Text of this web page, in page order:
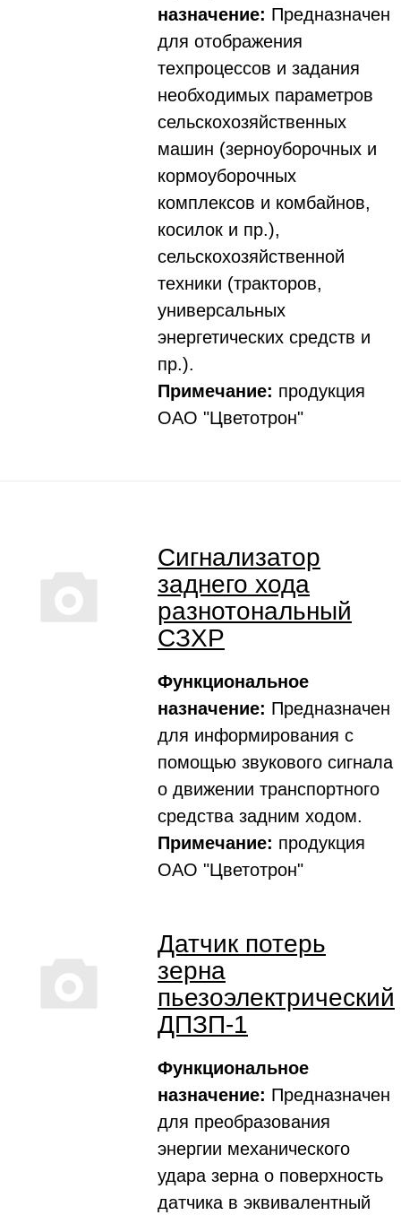
назначение: Предназначен
для отображения
техпроцессов и задания
необходимых параметров
сельскохозяйственных
машин (зерноуборочных и
кормоуборочных
комплексов и комбайнов,
косилок и пр.),
сельскохозяйственной
техники (тракторов,
универсальных
энергетических средств и
пр.).
Примечание: продукция
ОАО "Цветотрон"
Сигнализатор
заднего хода
разнотональный
СЗХР
Функциональное
назначение: Предназначен
для информирования с
помощью звукового сигнала
о движении транспортного
средства задним ходом.
Примечание: продукция
ОАО "Цветотрон"
Датчик потерь
зерна
пьезоэлектрический
ДПЗП-1
Функциональное
назначение: Предназначен
для преобразования
энергии механического
удара зерна о поверхность
датчика в эквивалентный